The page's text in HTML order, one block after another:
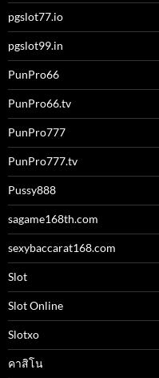
pgslot77.io
pgslot99.in
PunPro66
PunPro66.tv
PunPro777
PunPro777.tv
Pussy888
sagame168th.com
sexybaccarat168.com
Slot
Slot Online
Slotxo
คาสิโน